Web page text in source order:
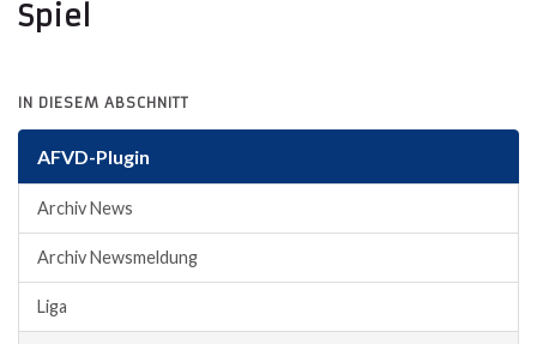
Spiel
IN DIESEM ABSCHNITT
AFVD-Plugin
Archiv News
Archiv Newsmeldung
Liga